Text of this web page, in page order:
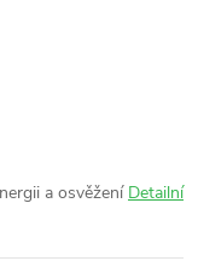
a osvěžení Detailní